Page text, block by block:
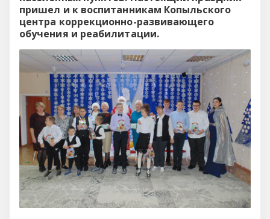
пришел и к воспитанникам Копыльского
центра коррекционно-развивающего
обучения и реабилитации.